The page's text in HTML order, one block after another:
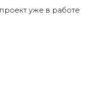
уже в работе